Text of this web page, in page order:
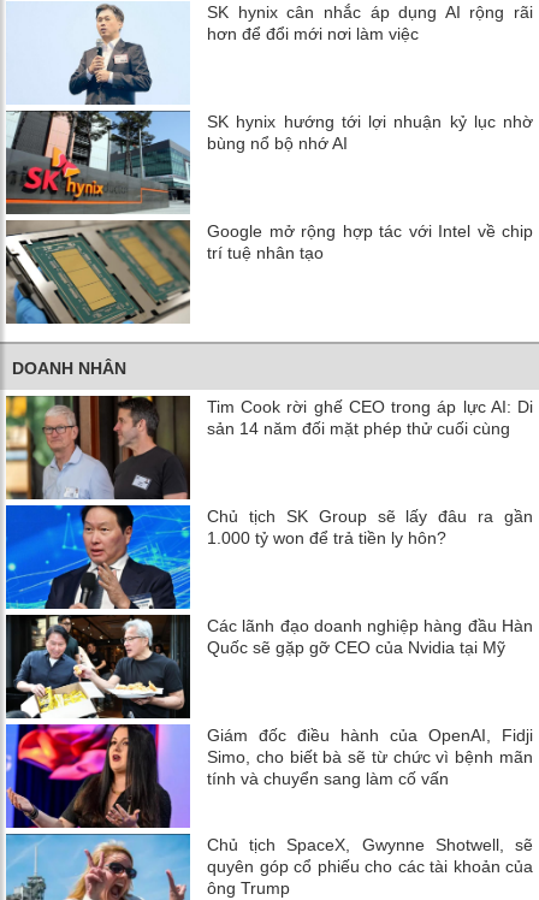
SK hynix cân nhắc áp dụng AI rộng rãi
hơn để đổi mới nơi làm việc
SK hynix hướng tới lợi nhuận kỷ lục nhờ
bùng nổ bộ nhớ AI
Google mở rộng hợp tác với Intel về chip
trí tuệ nhân tạo
DOANH NHÂN
Tim Cook rời ghế CEO trong áp lực AI: Di
sản 14 năm đối mặt phép thử cuối cùng
Chủ tịch SK Group sẽ lấy đâu ra gần
1.000 tỷ won để trả tiền ly hôn?
Các lãnh đạo doanh nghiệp hàng đầu Hàn
Quốc sẽ gặp gỡ CEO của Nvidia tại Mỹ
Giám đốc điều hành của OpenAI, Fidji
Simo, cho biết bà sẽ từ chức vì bệnh mãn
tính và chuyển sang làm cố vấn
Chủ tịch SpaceX, Gwynne Shotwell, sẽ
quyên góp cổ phiếu cho các tài khoản của
ông Trump